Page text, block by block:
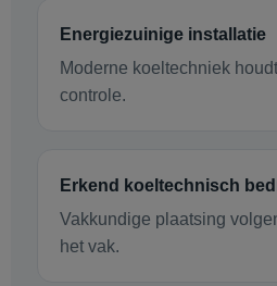
Energiezuinige installatie
Moderne koeltechniek
controle.
Erkend koeltechnisch
Vakkundige plaatsing
het vak.